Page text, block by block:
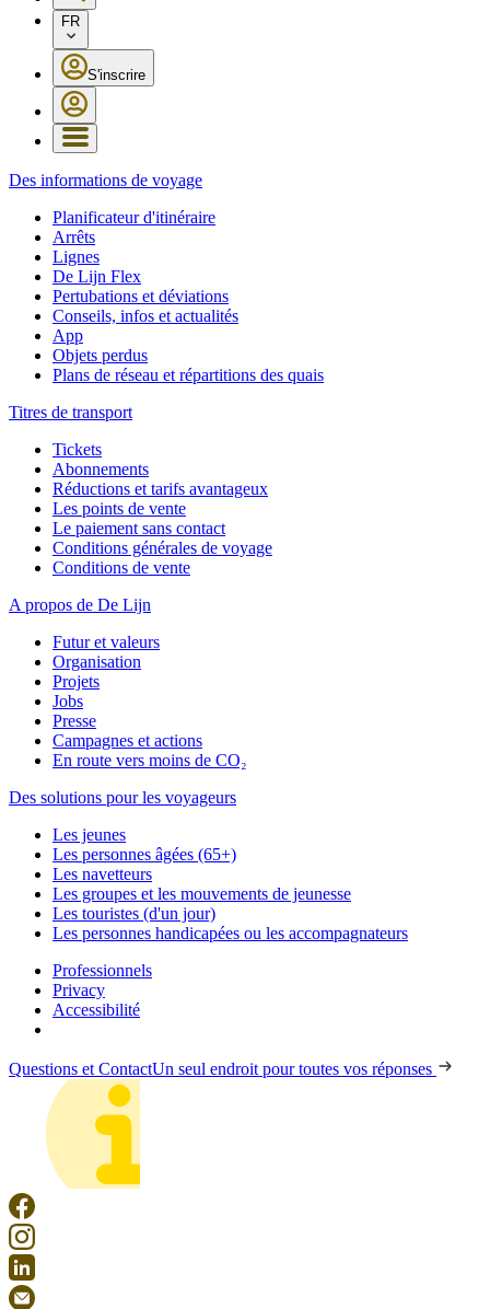
FR
S'inscrire
Des informations de voyage
Planificateur d'itinéraire
Arrêts
Lignes
De Lijn Flex
Pertubations et déviations
Conseils, infos et actualités
App
Objets perdus
Plans de réseau et répartitions des quais
Titres de transport
Tickets
Abonnements
Réductions et tarifs avantageux
Les points de vente
Le paiement sans contact
Conditions générales de voyage
Conditions de vente
A propos de De Lijn
Futur et valeurs
Organisation
Projets
Jobs
Presse
Campagnes et actions
En route vers moins de CO₂
Des solutions pour les voyageurs
Les jeunes
Les personnes âgées (65+)
Les navetteurs
Les groupes et les mouvements de jeunesse
Les touristes (d'un jour)
Les personnes handicapées ou les accompagnateurs
Professionnels
Privacy
Accessibilité
Questions et ContactUn seul endroit pour toutes vos réponses